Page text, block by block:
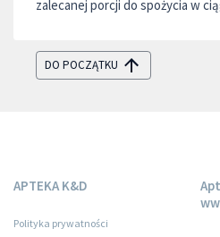
zalecanej porcji do spożycia w
DO POCZĄTKU
APTEKA K&D
Polityka prywatności